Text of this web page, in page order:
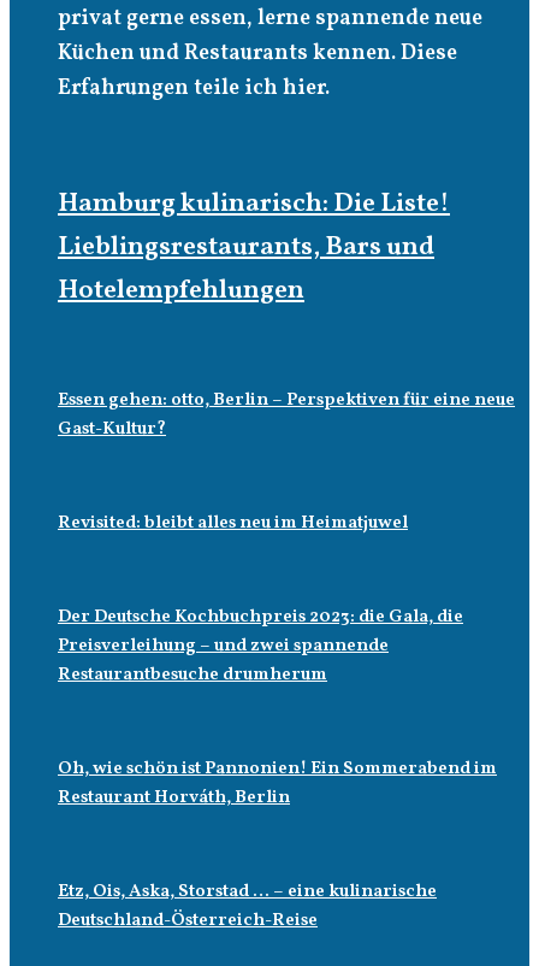
privat gerne essen, lerne spannende neue
Küchen und Restaurants kennen. Diese
Erfahrungen teile ich hier.
Hamburg kulinarisch: Die Liste!
Lieblingsrestaurants, Bars und
Hotelempfehlungen
Essen gehen: otto, Berlin – Perspektiven für eine neue
Gast-Kultur?
Revisited: bleibt alles neu im Heimatjuwel
Der Deutsche Kochbuchpreis 2023: die Gala, die
Preisverleihung – und zwei spannende
Restaurantbesuche drumherum
Oh, wie schön ist Pannonien! Ein Sommerabend im
Restaurant Horváth, Berlin
Etz, Ois, Aska, Storstad … – eine kulinarische
Deutschland-Österreich-Reise